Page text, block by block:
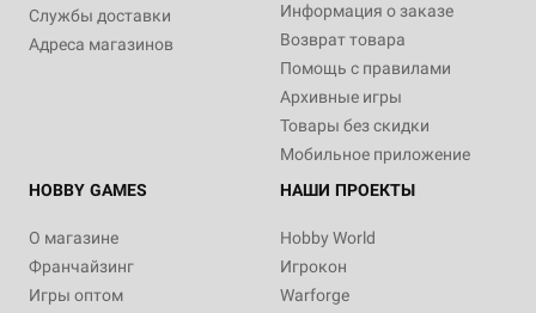
Службы доставки
Адреса магазинов
Информация о заказе
Возврат товара
Помощь с правилами
Архивные игры
Товары без скидки
Мобильное приложение
HOBBY GAMES
О магазине
Франчайзинг
Игры оптом
НАШИ ПРОЕКТЫ
Hobby World
Игрокон
Warforge